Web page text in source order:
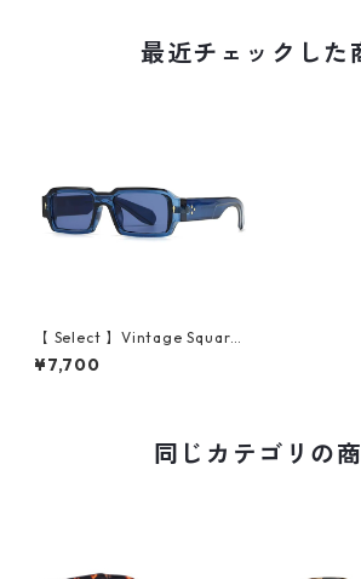
最近チェックした
【 Select 】Vintage Square
Rivets Sunglasses (Navy/Na
vy）
¥7,700
同じカテゴリの